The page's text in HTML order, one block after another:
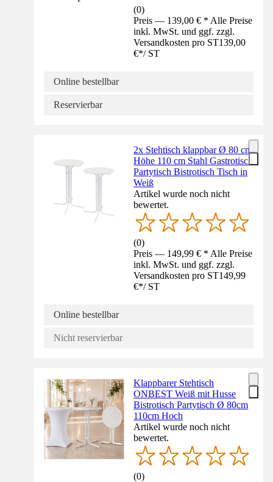
(0)
Preis — 139,00 € * Alle Preise
inkl. MwSt. und ggf. zzgl.
Versandkosten pro ST139,00
€*/ ST
Online bestellbar
Reservierbar
2x Stehtisch klappbar Ø 80 cm
Höhe 110 cm Stahl Gastrotisch
Partytisch Bistrotisch Tisch in
Weiß
Artikel wurde noch nicht
bewertet.
(0)
Preis — 149,99 € * Alle Preise
inkl. MwSt. und ggf. zzgl.
Versandkosten pro ST149,99
€*/ ST
Online bestellbar
Nicht reservierbar
Klappbarer Stehtisch
ONBEST Weiß mit Husse
Bistrotisch Partytisch Ø 80cm
110cm Hoch
Artikel wurde noch nicht
bewertet.
(0)